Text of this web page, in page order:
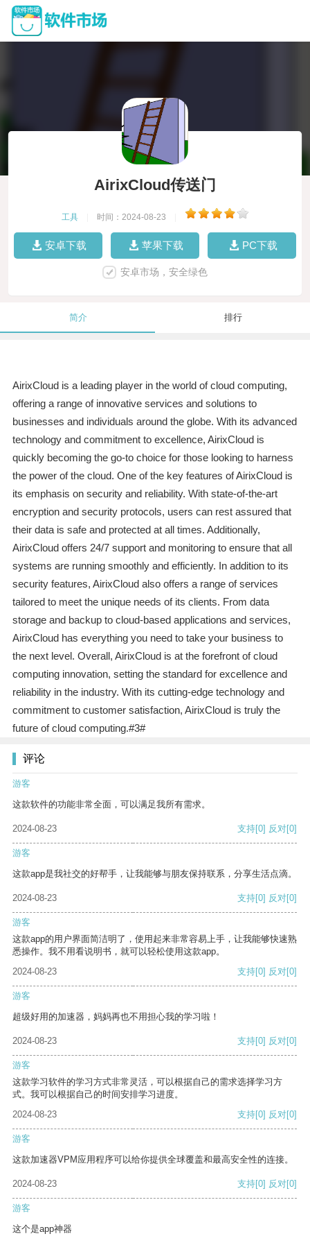
AirixCloud传送门
工具 时间：2024-08-23
安卓下载 苹果下载 PC下载
安卓市场，安全绿色
简介 排行
AirixCloud is a leading player in the world of cloud computing,
offering a range of innovative services and solutions to
businesses and individuals around the globe. With its advanced
technology and commitment to excellence, AirixCloud is
quickly becoming the go-to choice for those looking to harness
the power of the cloud. One of the key features of AirixCloud is
its emphasis on security and reliability. With state-of-the-art
encryption and security protocols, users can rest assured that
their data is safe and protected at all times. Additionally,
AirixCloud offers 24/7 support and monitoring to ensure that all
systems are running smoothly and efficiently. In addition to its
security features, AirixCloud also offers a range of services
tailored to meet the unique needs of its clients. From data
storage and backup to cloud-based applications and services,
AirixCloud has everything you need to take your business to
the next level. Overall, AirixCloud is at the forefront of cloud
computing innovation, setting the standard for excellence and
reliability in the industry. With its cutting-edge technology and
commitment to customer satisfaction, AirixCloud is truly the
future of cloud computing.#3#
评论
游客
这款软件的功能非常全面，可以满足我所有需求。
2024-08-23 支持[0] 反对[0]
游客
这款app是我社交的好帮手，让我能够与朋友保持联系，分享生活点滴。
2024-08-23 支持[0] 反对[0]
游客
这款app的用户界面简洁明了，使用起来非常容易上手，让我能够快速熟
悉操作。我不用看说明书，就可以轻松使用这款app。
2024-08-23
支持[0] 反对[0]
游客
超级好用的加速器，妈妈再也不用担心我的学习啦！
2024-08-23 支持[0] 反对[0]
游客
这款学习软件的学习方式非常灵活，可以根据自己的需求选择学习方
式。我可以根据自己的时间安排学习进度。
2024-08-23
支持[0] 反对[0]
游客
这款加速器VPM应用程序可以给你提供全球覆盖和最高安全性的连接。
2024-08-23 支持[0] 反对[0]
游客
这个是app神器